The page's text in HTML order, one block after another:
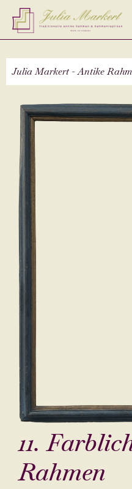
Julia Markert - Antike
11.
Rahmen